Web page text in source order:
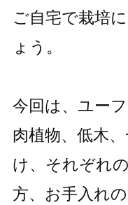
ご自宅で栽培
ょう。
今回は、ユー
肉植物、低木
け、それぞれ
方、お手入れ